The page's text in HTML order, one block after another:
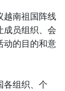
越南祖国阵线
成员组织、会
动的目的和意
各组织、个